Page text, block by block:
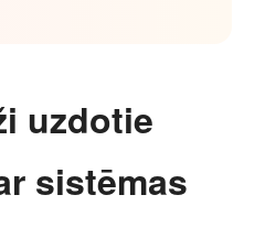
uzdotie
sistēmas